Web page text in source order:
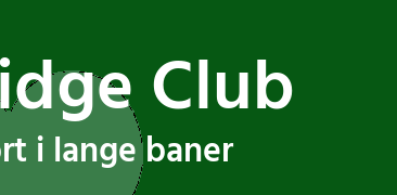
Club
i lange baner